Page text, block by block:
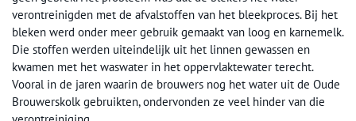
verontreinigden met de afvalstoffen van het bleekproces. Bij het
bleken werd onder meer gebruik gemaakt van loog en karnemelk.
Die stoffen werden uiteindelijk uit het linnen gewassen en
kwamen met het waswater in het oppervlaktewater terecht.
Vooral in de jaren waarin de brouwers nog het water uit de Oude
Brouwerskolk gebruikten, ondervonden ze veel hinder van die